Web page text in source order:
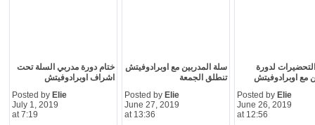
ختام دورة مدربي السلة تحت
اشراف اوبرادوفيتش
Posted by Elie
July 1, 2019
at 7:19
سلة المدربين مع اوبرادوفيتش
تنطلق الجمعة
Posted by Elie
June 27, 2019
at 13:36
لدورة
مع اوبرادوفيتش
Posted by Elie
June 26, 2019
at 12:56